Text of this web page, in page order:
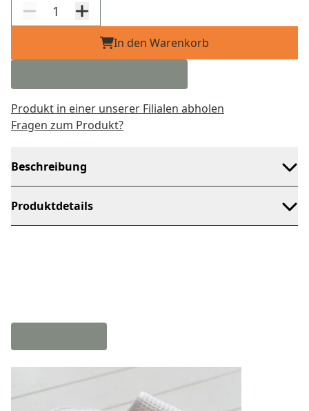
In den Warenkorb
Produkt in einer unserer Filialen abholen
Fragen zum Produkt?
Beschreibung
Produktdetails